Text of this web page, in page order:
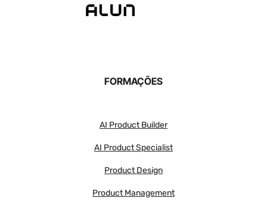
FORMAÇÕES
AI Product Builder
AI Product Specialist
Product Design
Product Management